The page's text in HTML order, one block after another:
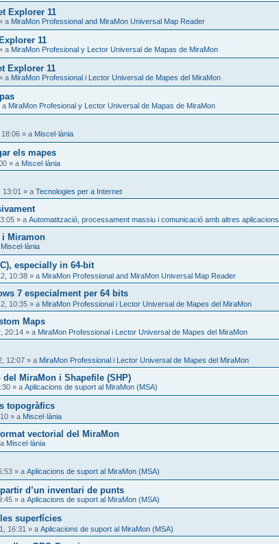
Explorer 11
a MiraMon Professional and MiraMon Universal Map Reader
11
a MiraMon Profesional y Lector Universal de Mapas de MiraMon
Explorer 11
a MiraMon Professional i Lector Universal de Mapes del MiraMon
a MiraMon Profesional y Lector Universal de Mapas de MiraMon
» a Miscel·lània
els mapes
» a Miscel·lània
13:01 » a Tecnologies per a Internet
» a Automatització, processament massiu i comunicació amb altres aplicacions
Miramon
Miscel·lània
especially in 64-bit
10:38 » a MiraMon Professional and MiraMon Universal Map Reader
7 especialment per 64 bits
10:35 » a MiraMon Professional i Lector Universal de Mapes del MiraMon
Maps
20:14 » a MiraMon Professional i Lector Universal de Mapes del MiraMon
12:07 » a MiraMon Professional i Lector Universal de Mapes del MiraMon
MiraMon i Shapefile (SHP)
» a Aplicacions de suport al MiraMon (MSA)
topogràfics
» a Miscel·lània
vectorial del MiraMon
Miscel·lània
» a Aplicacions de suport al MiraMon (MSA)
d’un inventari de punts
» a Aplicacions de suport al MiraMon (MSA)
superfícies
16:31 » a Aplicacions de suport al MiraMon (MSA)